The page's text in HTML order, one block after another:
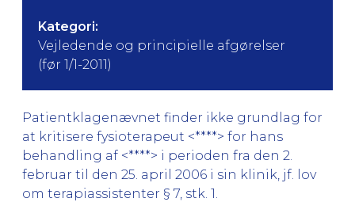
Kategori:
Vejledende og principielle afgørelser
(før 1/1-2011)
Patientklagenævnet finder ikke grundlag for
at kritisere fysioterapeut <****> for hans
behandling af <****> i perioden fra den 2.
februar til den 25. april 2006 i sin klinik, jf. lov
om terapiassistenter § 7, stk. 1.